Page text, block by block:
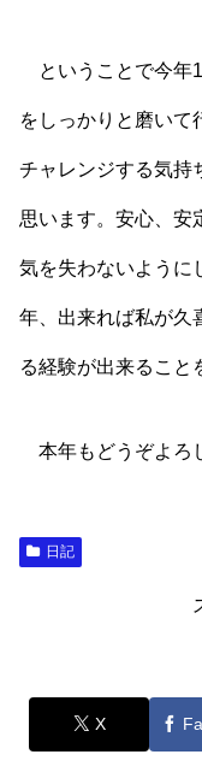
ということで今年
をしっかりと磨いて
チャレンジする気持
思います。安心、安
気を失わないように
年、出来れば私が久
る経験が出来ること
本年もどうぞよろ
日記
X